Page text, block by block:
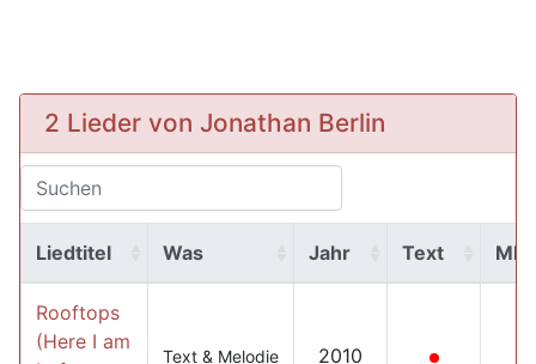
2 Lieder von Jonathan Berlin
Liedtitel Was Jahr Text
Rooftops
(Here I am
Text & Melodie 2010